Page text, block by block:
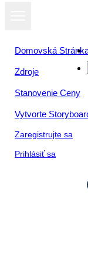
Domovská
Zdroje
Stanovenie Ceny
Vytvorte
Zaregistrujte sa
Prihlásiť sa